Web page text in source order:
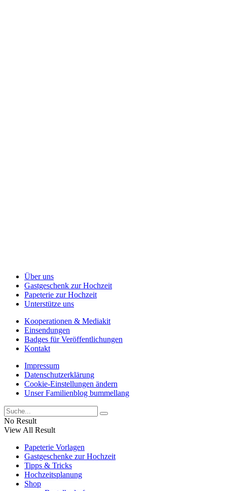
Über uns
Gastgeschenk zur Hochzeit
Papeterie zur Hochzeit
Unterstütze uns
Kooperationen & Mediakit
Einsendungen
Badges für Veröffentlichungen
Kontakt
Impressum
Datenschutzerklärung
Cookie-Einstellungen ändern
Unser Familienblog bummellang
No Result
View All Result
Papeterie Vorlagen
Gastgeschenke zur Hochzeit
Tipps & Tricks
Hochzeitsplanung
Shop